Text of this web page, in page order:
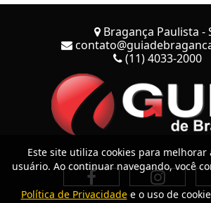
Bragança Paulista -
(11) 4033-2000
Este site utiliza cookies para melhorar
usuário. Ao continuar navegando, você
Política de Privacidadee o uso de